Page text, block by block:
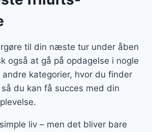
til din næste tur under åben
også at gå på opdagelse i nogle
andre kategorier, hvor du finder
du kan få succes med din
liv – men det bliver bare